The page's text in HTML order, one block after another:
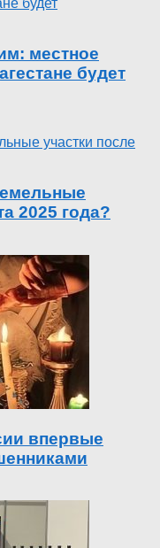
местное
будет
2025 года?
впервые